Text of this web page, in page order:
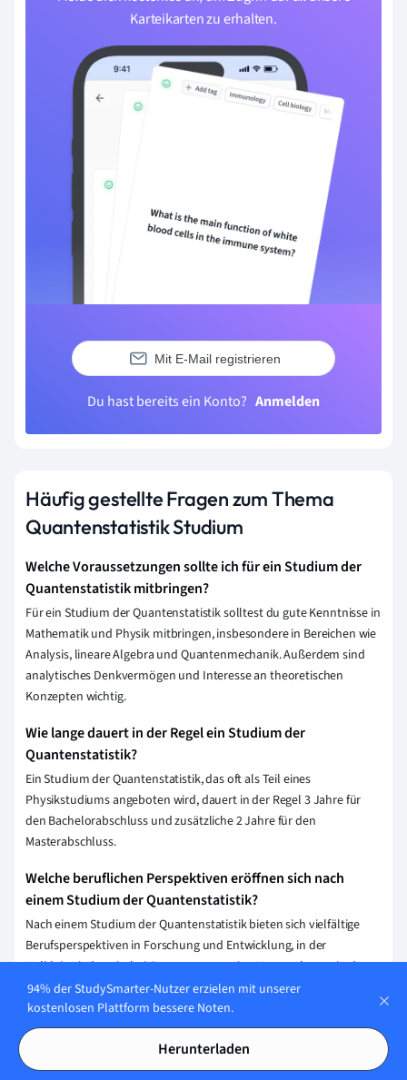
Karteikarten zu erhalten.
Mit E-Mail registrieren
Du hast bereits ein Konto? Anmelden
Häufig gestellte Fragen zum Thema
Quantenstatistik Studium
Welche Voraussetzungen sollte ich für ein Studium der
Quantenstatistik mitbringen?
Für ein Studium der Quantenstatistik solltest du gute Kenntnisse in
Mathematik und Physik mitbringen, insbesondere in Bereichen wie
Analysis, lineare Algebra und Quantenmechanik. Außerdem sind
analytisches Denkvermögen und Interesse an theoretischen
Konzepten wichtig.
Wie lange dauert in der Regel ein Studium der
Quantenstatistik?
Ein Studium der Quantenstatistik, das oft als Teil eines
Physikstudiums angeboten wird, dauert in der Regel 3 Jahre für
den Bachelorabschluss und zusätzliche 2 Jahre für den
Masterabschluss.
Welche beruflichen Perspektiven eröffnen sich nach
einem Studium der Quantenstatistik?
Nach einem Studium der Quantenstatistik bieten sich vielfältige
Berufsperspektiven in Forschung und Entwicklung, in der
Halbleiterindustrie, bei Quantencomputing-Unternehmen, in der
Datenanalyse sowie in akademischen Einrichtungen. Du kannst
auch in hochspezialisierten Technologieunternehmen tätig
werden, die sich mit Quantenverschlüsselung oder -
kommunikation beschäftigen.
94% der StudySmarter-Nutzer erzielen mit unserer
kostenlosen Plattform bessere Noten.
Herunterladen